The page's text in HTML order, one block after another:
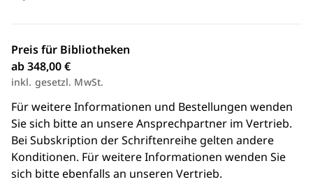
Preis für Bibliotheken
ab 348,00 €
inkl. gesetzl. MwSt.
Für weitere Informationen und Bestellungen wenden
Sie sich bitte an unsere Ansprechpartner im Vertrieb.
Bei Subskription der Schriftenreihe gelten andere
Konditionen. Für weitere Informationen wenden Sie
sich bitte ebenfalls an unseren Vertrieb.